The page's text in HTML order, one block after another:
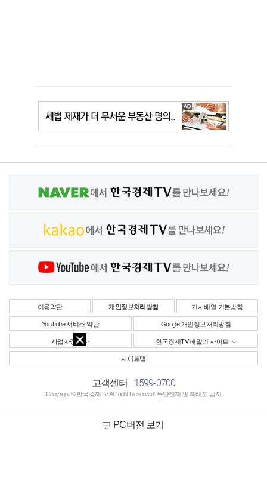
이용약관 개인정보처리방침 기사배열 기본방침
YouTube 서비스 약관 Google 개인정보처리방침
사업자정보 한국경제TV 패밀리 사이트
사이트맵
고객센터 1599-0700
Copyright © 한국경제TV All Right Reserved. 무단전재 및 재배포 금지
PC버전 보기